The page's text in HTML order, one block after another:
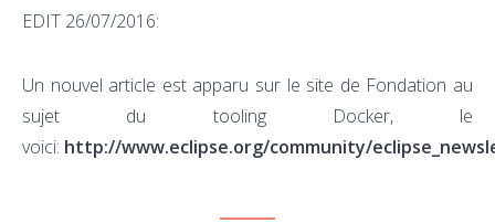
EDIT 26/07/2016:
Un nouvel article est apparu sur le site de Fondation au
sujet du tooling Docker, le
voici: http://www.eclipse.org/community/